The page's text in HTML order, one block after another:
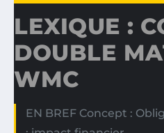
LEXIQUE :
DOUBLE
WMC
EN BREF Concept :